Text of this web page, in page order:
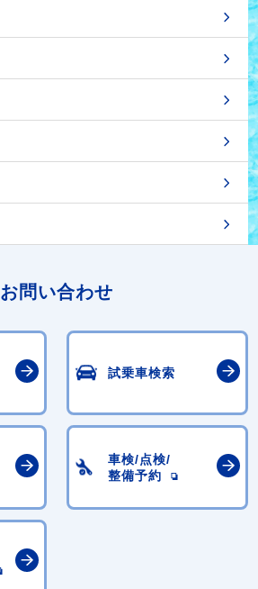
お問い合わせ
試乗車検索
車検/点検/
整備予約